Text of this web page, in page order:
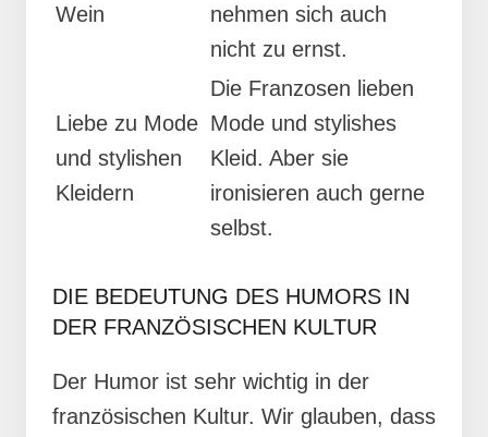
Wein
nehmen sich auch
nicht zu ernst.
Liebe zu Mode
und stylishen
Kleidern
Die Franzosen lieben
Mode und stylishes
Kleid. Aber sie
ironisieren auch gerne
selbst.
DIE BEDEUTUNG DES HUMORS IN
DER FRANZÖSISCHEN KULTUR
Der Humor ist sehr wichtig in der
französischen Kultur. Wir glauben, dass